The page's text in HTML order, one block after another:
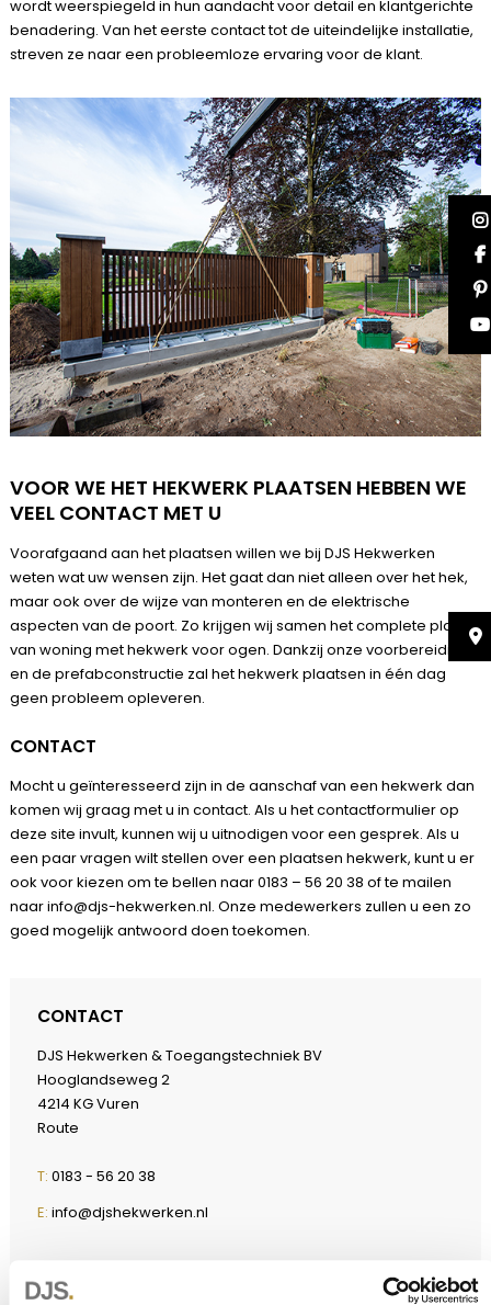
wordt weerspiegeld in hun aandacht voor detail en klantgerichte
benadering. Van het eerste contact tot de uiteindelijke installatie,
streven ze naar een probleemloze ervaring voor de klant.
VOOR WE HET HEKWERK PLAATSEN HEBBEN WE
VEEL CONTACT MET U
Voorafgaand aan het plaatsen willen we bij DJS Hekwerken
weten wat uw wensen zijn. Het gaat dan niet alleen over het hek,
maar ook over de wijze van monteren en de elektrische
aspecten van de poort. Zo krijgen wij samen het complete plaatje
van woning met hekwerk voor ogen. Dankzij onze voorbereiding
en de prefabconstructie zal het hekwerk plaatsen in één dag
geen probleem opleveren.
CONTACT
Mocht u geïnteresseerd zijn in de aanschaf van een hekwerk dan
komen wij graag met u in contact. Als u hetcontactformulierop
deze site invult, kunnen wij u uitnodigen voor een gesprek. Als u
een paar vragen wilt stellen over een plaatsen hekwerk, kunt u er
ook voor kiezen om te bellen naar 0183 – 56 20 38 of te mailen
naarinfo@djs-hekwerken.nl. Onze medewerkers zullen u een zo
goed mogelijk antwoord doen toekomen.
CONTACT
DJS Hekwerken & Toegangstechniek BV
Hooglandseweg 2
4214 KG Vuren
Route
T: 0183 - 56 20 38
E: info@djshekwerken.nl